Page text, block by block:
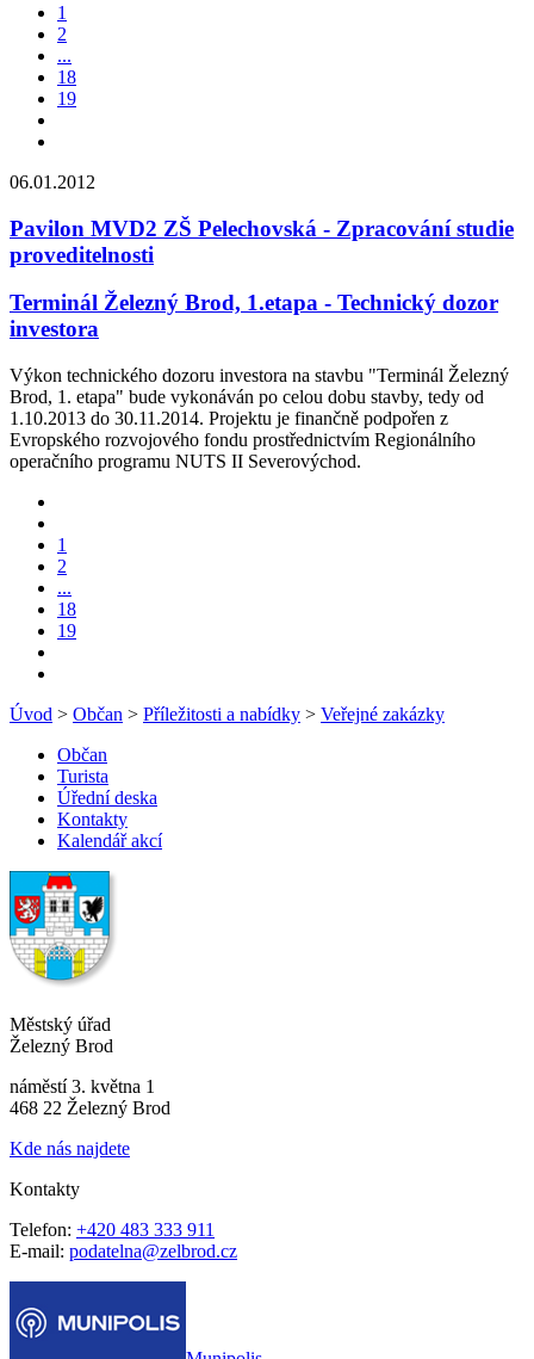
1
2
...
18
19
06.01.2012
Pavilon MVD2 ZŠ Pelechovská - Zpracování studie
proveditelnosti
Terminál Železný Brod, 1.etapa - Technický dozor
investora
Výkon technického dozoru investora na stavbu "Terminál Železný
Brod, 1. etapa" bude vykonáván po celou dobu stavby, tedy od
1.10.2013 do 30.11.2014. Projektu je finančně podpořen z
Evropského rozvojového fondu prostřednictvím Regionálního
operačního programu NUTS II Severovýchod.
1
2
...
18
19
Úvod > Občan > Příležitosti a nabídky > Veřejné zakázky
Občan
Turista
Úřední deska
Kontakty
Kalendář akcí
Městský úřad
Železný Brod
náměstí 3. května 1
468 22 Železný Brod
Kde nás najdete
Kontakty
Telefon: +420 483 333 911
E-mail: podatelna@zelbrod.cz